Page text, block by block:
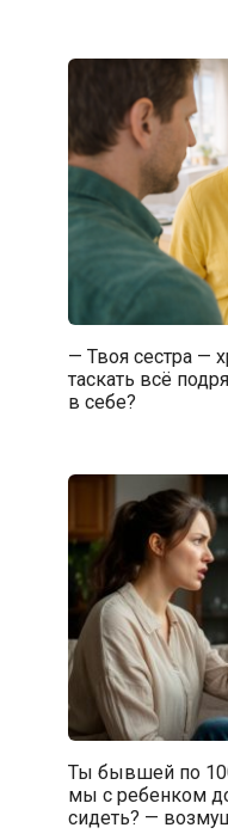
— Твоя сестра —
таскать всё
в себе?
Ты бывшей по
мы с ребенком
сидеть? —